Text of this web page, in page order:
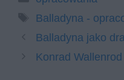
Tagi
Balladyna -
Balladyna jako
Konrad